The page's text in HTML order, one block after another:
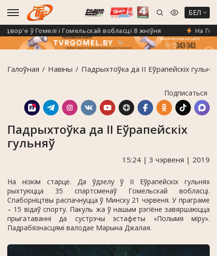
БЕЛ
ў Гомелі і Гомельскай вобласці 8 жніўня На
Галоўная Навiны Падрыхтоўка да II Еўрапейскіх
Подписаться
Падрыхтоўка да II Еўрапейскіх
гульняў
15:24 | 3 чэрвеня | 2019
На нізкім старце. Да ўдзелу ў II Еўрапейскіх гульнях
рыхтуюцца 35 спартсменаў Гомельскай вобласці.
Спаборніцтвы распачнуцца ў Минску 21 чэрвеня. У праграме
– 15 відаў спорту. Пакуль жа ў нашым рэгіёне завяршаюцца
прыгатаванні да сустрэчы эстафеты «Полымя міру».
Падрабязнасцямі валодае Марына Джалая.